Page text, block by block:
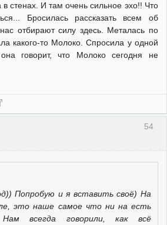
стенах. И там очень сильное эхо!! Что
Бросилась рассказать всем об
отбирают силу здесь. Металась по
какого-то Молоко. Спросила у одной
говорит, что Молоко сегодня не
54
Попробую и я вставить своё) На
это наше самое что ни на есть
Нам всегда говорили, как всё